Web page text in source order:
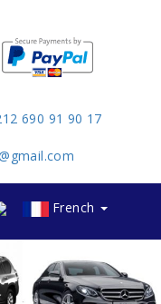
690 91 90 17
French